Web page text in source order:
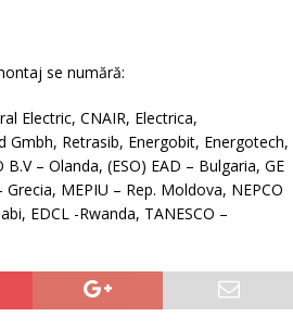
se numără:
Electric, CNAIR, Electrica,
Gmbh, Retrasib, Energobit, Energotech,
– Olanda, (ESO) EAD – Bulgaria, GE
MEPIU – Rep. Moldova, NEPCO
EDCL -Rwanda, TANESCO –